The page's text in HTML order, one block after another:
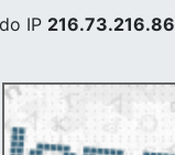
do IP 216.73.216.86